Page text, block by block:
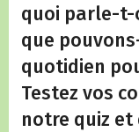
quoi parle-t-
que
quotidien
Testez vos
notre quiz et